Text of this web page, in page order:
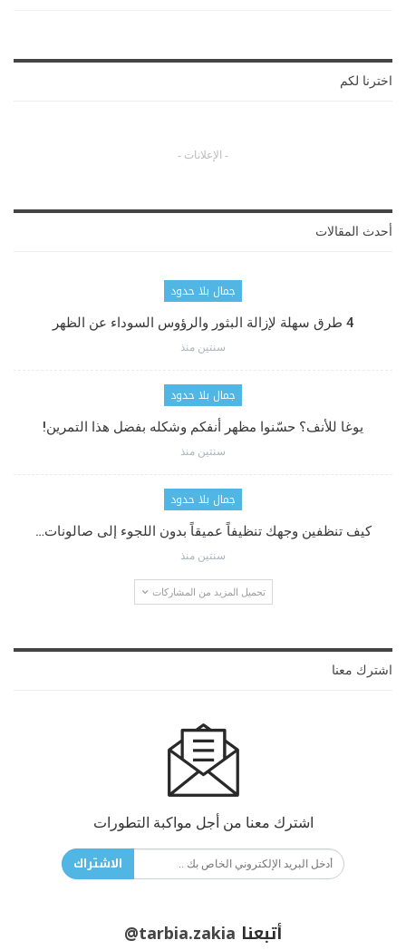
اخترنا لكم
- الإعلانات -
أحدث المقالات
جمال بلا حدود
4 طرق سهلة لإزالة البثور والرؤوس السوداء عن الظهر
سنتين منذ
جمال بلا حدود
يوغا للأنف؟ حسّنوا مظهر أنفكم وشكله بفضل هذا التمرين!
سنتين منذ
جمال بلا حدود
كيف تنظفين وجهك تنظيفاً عميقاً بدون اللجوء إلى صالونات…
سنتين منذ
تحميل المزيد من المشاركات
اشترك معنا
اشترك معنا من أجل مواكبة التطورات
الاشتراك
أتبعنا @tarbia.zakia